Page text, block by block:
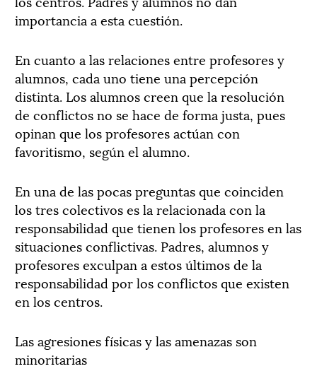
importancia a esta cuestión.
En cuanto a las relaciones entre profesores y
alumnos, cada uno tiene una percepción
distinta. Los alumnos creen que la resolución
de conflictos no se hace de forma justa, pues
opinan que los profesores actúan con
favoritismo, según el alumno.
En una de las pocas preguntas que coinciden
los tres colectivos es la relacionada con la
responsabilidad que tienen los profesores en las
situaciones conflictivas. Padres, alumnos y
profesores exculpan a estos últimos de la
responsabilidad por los conflictos que existen
en los centros.
Las agresiones físicas y las amenazas son
minoritarias